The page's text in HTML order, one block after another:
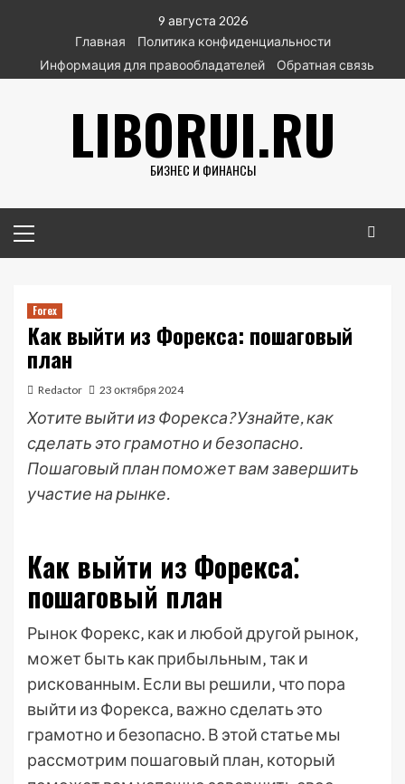
содержимому
9 августа 2026
Главная
Политика конфиденциальности
Информация для правообладателей
Обратная связь
LIBORUI.RU
БИЗНЕС И ФИНАНСЫ
меню
Forex
Как выйти из Форекса: пошаговый
план
Redactor 23 октября 2024
Хотите выйти из Форекса? Узнайте, как
сделать это грамотно и безопасно.
Пошаговый план поможет вам завершить
участие на рынке.
Как выйти из Форекса⁚
пошаговый план
Рынок Форекс‚ как и любой другой рынок‚
может быть как прибыльным‚ так и
рискованным. Если вы решили‚ что пора
выйти из Форекса‚ важно сделать это
грамотно и безопасно. В этой статье мы
рассмотрим пошаговый план‚ который